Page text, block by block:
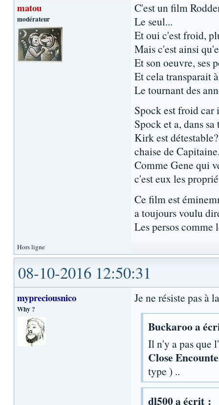
matou
modérateur
C'est un film
Le seul...
Et oui c'est froid,
Mais c'est ainsi
Et son oeuvre, ses
Et cela transparait
Le tournant des
Spock est froid car
Spock et a, dans
Kirk est
chaise de
Comme Gene qui
c'est eux les
Ce film est
a toujours voulu
Les persos comme
Hors ligne
08-10-2016 12:50:31
mypreciousnico
Why ?
Je ne résiste pas
Buckaroo a
Il n'y a pas que
Close
type ) ..
dl500 a écrit :